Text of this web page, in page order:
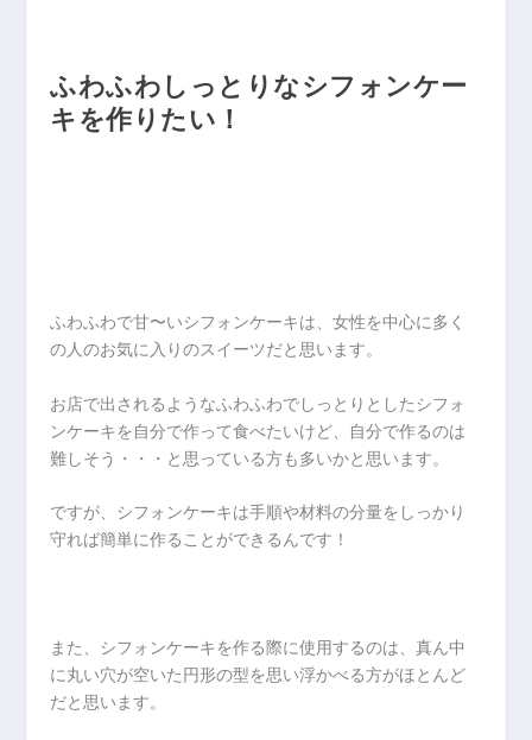
ふわふわしっとりなシフォンケー
キを作りたい！
ふわふわで甘〜いシフォンケーキは、女性を中心に多く
の人のお気に入りのスイーツだと思います。
お店で出されるようなふわふわでしっとりとしたシフォ
ンケーキを自分で作って食べたいけど、自分で作るのは
難しそう・・・と思っている方も多いかと思います。
ですが、シフォンケーキは手順や材料の分量をしっかり
守れば簡単に作ることができるんです！
また、シフォンケーキを作る際に使用するのは、真ん中
に丸い穴が空いた円形の型を思い浮かべる方がほとんど
だと思います。